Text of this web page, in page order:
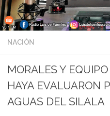
NACIÓN
MORALES Y
HAYA EVALUARON
AGUAS DEL SILALA